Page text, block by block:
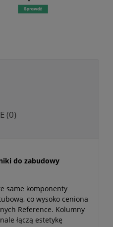
(0)
do zabudowy
same komponenty
co wysoko ceniona
Reference. Kolumny
łączą estetykę